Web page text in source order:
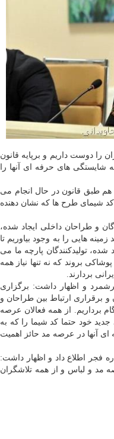
را دوست داریم و برپایه قانون
های حرفه ای آنها را
هم طبق قانون در حال انجام می
كد شیمای طرح ها كه نشان دهنده
و طراحان داخلی ایجاد شده،
هایی را به وجود بیاوریم تا
تولیدكنندگان پارچه ما می
بروند كه نه تنها نیاز همه
بردارند.
و اظهار داشت: برگزاری
برقراری ارتباط بین طراحان و
برداریم. از همه فعالان عرصه
خود حتما كد شیما را كه به
آنها در عرصه مد حائز اهمیت
فجر اطلاع داد و اظهار داشت:
مد و لباس و از همه تلاشگران